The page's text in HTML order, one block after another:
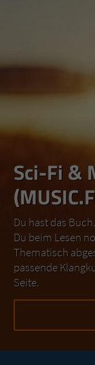
Sci-Fi &
Du hast das
Du beim Lesen
Thematisch
passende
Seite.